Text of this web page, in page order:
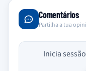
Comentários
Partilha a tua
Inicia